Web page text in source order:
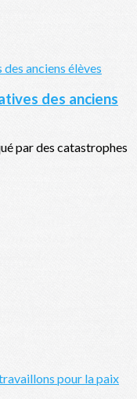
des anciens
par des catastrophes